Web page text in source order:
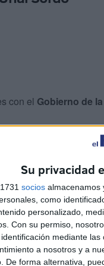
Su privacidad
socios almacenamos
como
personalizado,
Con su permiso,
mediante
a nosotros y a
De forma alternativa,
con el Gobierno de
, como la situación
entidades
sindicato ante los